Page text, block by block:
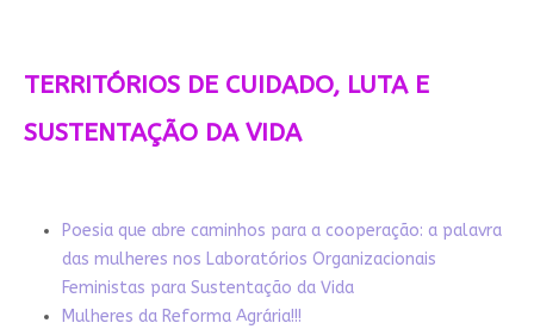
TERRITÓRIOS DE CUIDADO, LUTA E
SUSTENTAÇÃO DA VIDA
Poesia que abre caminhos para a cooperação: a palavra
das mulheres nos Laboratórios Organizacionais
Feministas para Sustentação da Vida
Mulheres da Reforma Agrária!!!